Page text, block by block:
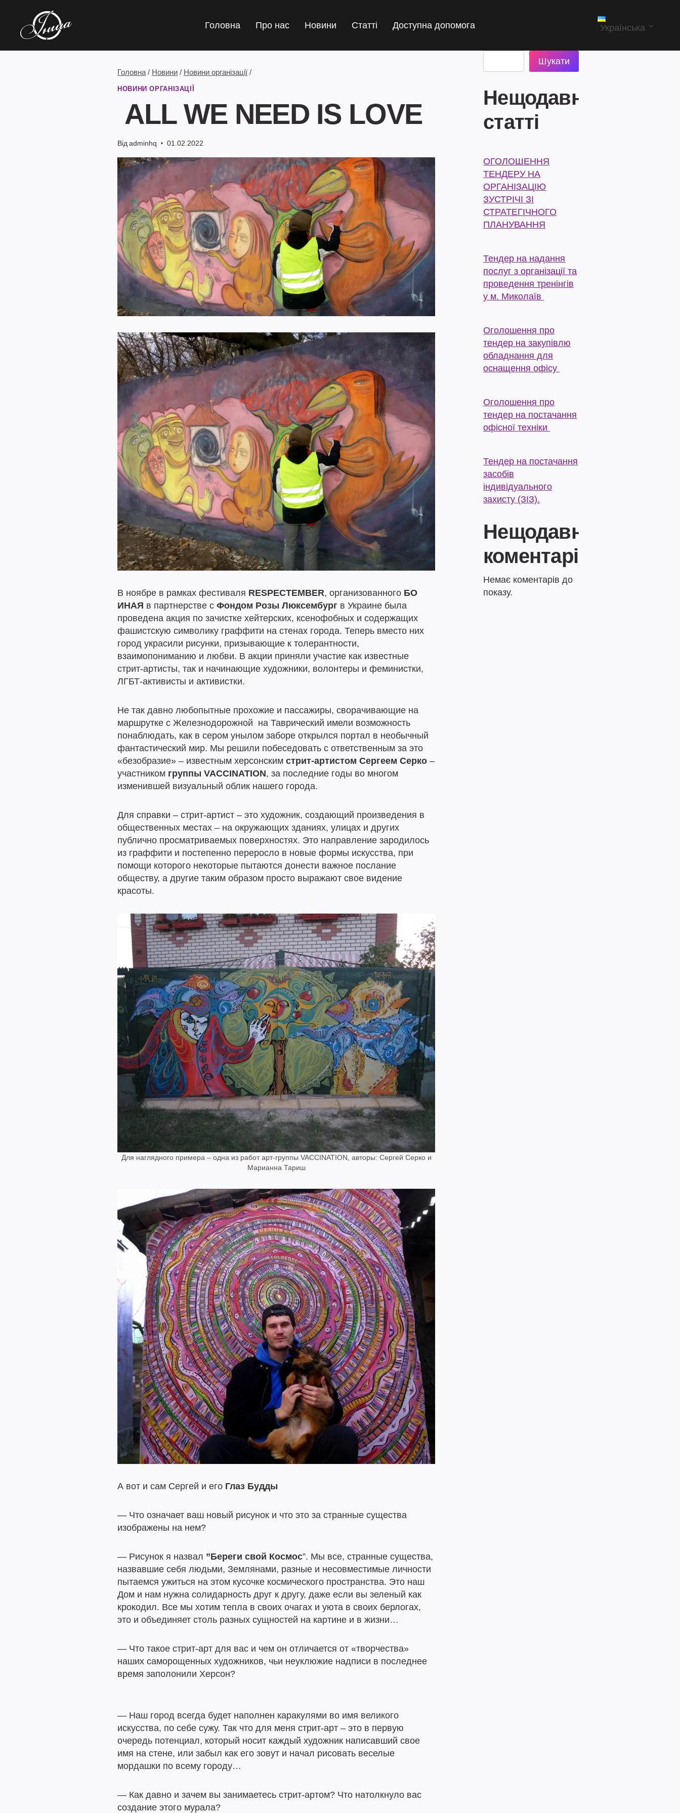
вмісту
Головна Про нас Новини Статті Доступна допомога Українська
Головна / Новини / Новини організації /
НОВИНИ ОРГАНІЗАЦІЇ
ALL WE NEED IS LOVE
Від adminhq 01.02.2022
В ноябре в рамках фестиваля RESPECTEMBER, организованного БО
ИНАЯ в партнерстве с Фондом Розы Люксембург в Украине была
проведена акция по зачистке хейтерских, ксенофобных и содержащих
фашистскую символику граффити на стенах города. Теперь вместо них
город украсили рисунки, призывающие к толерантности,
взаимопониманию и любви. В акции приняли участие как известные
стрит-артисты, так и начинающие художники, волонтеры и феминистки,
ЛГБТ-активисты и активистки.
Не так давно любопытные прохожие и пассажиры, сворачивающие на
маршрутке с Железнодорожной на Таврический имели возможность
понаблюдать, как в сером унылом заборе открылся портал в необычный
фантастический мир. Мы решили побеседовать с ответственным за это
«безобразие» – известным херсонским стрит-артистом Сергеем Серко –
участником группы VACCINATION, за последние годы во многом
изменившей визуальный облик нашего города.
Для справки – стрит-артист – это художник, создающий произведения в
общественных местах – на окружающих зданиях, улицах и других
публично просматриваемых поверхностях. Это направление зародилось
из граффити и постепенно переросло в новые формы искусства, при
помощи которого некоторые пытаются донести важное послание
обществу, а другие таким образом просто выражают свое видение
красоты.
Для наглядного примера – одна из работ арт-группы VACCINATION, авторы: Сергей Серко и
Марианна Тариш
А вот и сам Сергей и его Глаз Будды
— Что означает ваш новый рисунок и что это за странные существа
изображены на нем?
— Рисунок я назвал ”Береги свой Космос”. Мы все, странные существа,
назвавшие себя людьми, Землянами, разные и несовместимые личности
пытаемся ужиться на этом кусочке космического пространства. Это наш
Дом и нам нужна солидарность друг к другу, даже если вы зеленый как
крокодил. Все мы хотим тепла в своих очагах и уюта в своих берлогах,
это и объединяет столь разных сущностей на картине и в жизни…
— Что такое стрит-арт для вас и чем он отличается от «творчества»
наших саморощенных художников, чьи неуклюжие надписи в последнее
время заполонили Херсон?
— Наш город всегда будет наполнен каракулями во имя великого
искусства, по себе сужу. Так что для меня стрит-арт – это в первую
очередь потенциал, который носит каждый художник написавший свое
имя на стене, или забыл как его зовут и начал рисовать веселые
мордашки по всему городу…
— Как давно и зачем вы занимаетесь стрит-артом? Что натолкнуло вас
создание этого мурала?
Шукати
Нещодавні
статті
ОГОЛОШЕННЯ
ТЕНДЕРУ НА
ОРГАНІЗАЦІЮ
ЗУСТРІЧІ ЗІ
СТРАТЕГІЧНОГО
ПЛАНУВАННЯ
Тендер на надання
послуг з організації та
проведення тренінгів
у м. Миколаїв
Оголошення про
тендер на закупівлю
обладнання для
оснащення офісу
Оголошення про
тендер на постачання
офісної техніки
Тендер на постачання
засобів
індивідуального
захисту (ЗІЗ).
Нещодавні
коментарі
Немає коментарів до
показу.